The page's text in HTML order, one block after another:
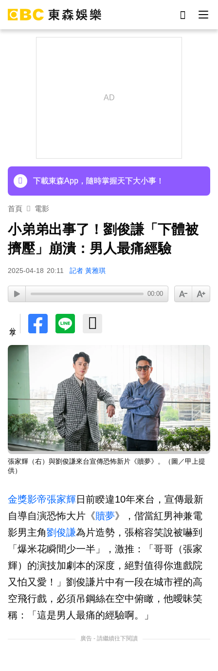
下載東森App，隨時掌握天下大小事！
首頁 電影
小弟弟出事了！劉俊謙「下體被
擠壓」崩潰：男人最痛經驗
2025-04-18 20:11 記者 黃雅琪
00:00
張家輝（右）與劉俊謙來台宣傳恐怖新片《贖夢》。（圖／甲上提
供）
金獎影帝張家輝 日前睽違10年來台，宣傳最新
自導自演恐怖大片《贖夢》，偕當紅男神兼電
影男主角劉俊謙為片造勢，張榕容笑說被嚇到
「爆米花瞬間少一半」，激推：「哥哥（張家
輝）的演技加劇本的深度，絕對值得你進戲院
又怕又愛！」劉俊謙片中有一段在城市裡的高
空飛行戲，必須吊鋼絲在空中俯瞰，他曖昧笑
稱：「這是男人最痛的經驗啊。」
廣告 - 請繼續往下閱讀